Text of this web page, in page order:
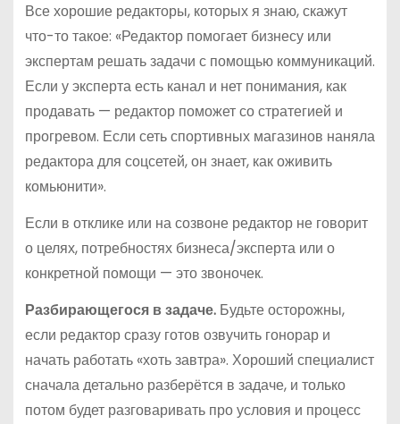
Все хорошие редакторы, которых я знаю, скажут
что-то такое: «Редактор помогает бизнесу или
экспертам решать задачи с помощью коммуникаций.
Если у эксперта есть канал и нет понимания, как
продавать — редактор поможет со стратегией и
прогревом. Если сеть спортивных магазинов наняла
редактора для соцсетей, он знает, как оживить
комьюнити».
Если в отклике или на созвоне редактор не говорит
о целях, потребностях бизнеса/эксперта или о
конкретной помощи — это звоночек.
Разбирающегося в задаче.Будьте осторожны,
если редактор сразу готов озвучить гонорар и
начать работать «хоть завтра». Хороший специалист
сначала детально разберётся в задаче, и только
потом будет разговаривать про условия и процесс